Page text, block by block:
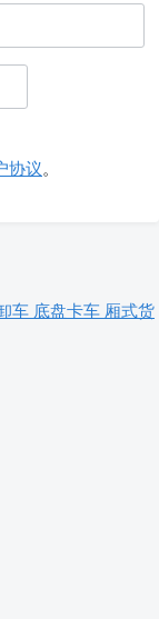
协议。
车 底盘卡车 厢式货